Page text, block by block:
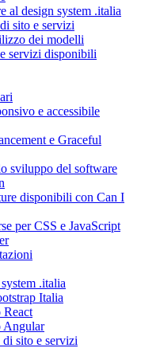
al design system .italia
sito e servizi
dei modelli
servizi disponibili
e accessibile
e Graceful
sviluppo del software
disponibili con Can I
per CSS e JavaScript
.italia
Italia
Angular
sito e servizi